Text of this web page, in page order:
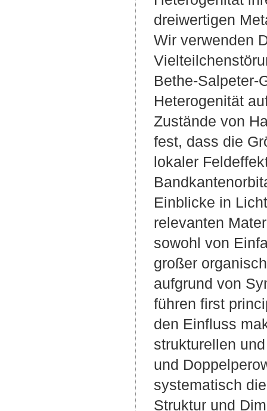
dreiwertigen
Wir verwenden
Bethe-Salpeter-
Heterogenität
Zustände von
fest, dass die
lokaler
Einblicke in
relevanten
sowohl von
großer
aufgrund von
führen first
den Einfluss
strukturellen
und
systematisch
Struktur und